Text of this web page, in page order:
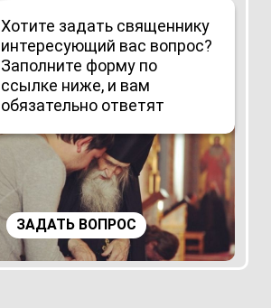
Хотите задать священнику
интересующий вас вопрос?
Заполните форму по
ссылке ниже, и вам
обязательно ответят
ЗАДАТЬ ВОПРОС